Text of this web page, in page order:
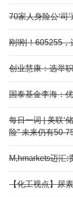
70家人身险公‘司
刚!刚！605255
创业慧康：选举
国泰基金李海：
每日一词 | 美联‘
险” 未来仍有50-
M,hmarkets迈汇:
【化工视点】尿